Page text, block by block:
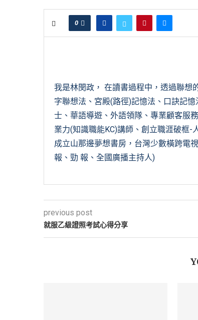
0
我是林閔政， 在讀書過程中，透過聯想
字聯想法、宮殿(路徑)記憶法、口訣記
士、華語導遊、外語領隊、專業顧客服
業力(知識職能KC)講師、創立職涯破框-
成立山那邊夢想書房，台灣少數橫跨電
報、勁 報、全國廣播主持人)
previous post
就服乙級證照考試心得分享